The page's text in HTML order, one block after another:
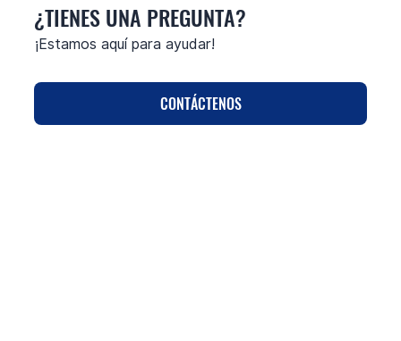
¿TIENES UNA PREGUNTA?
¡Estamos aquí para ayudar!
CONTÁCTENOS